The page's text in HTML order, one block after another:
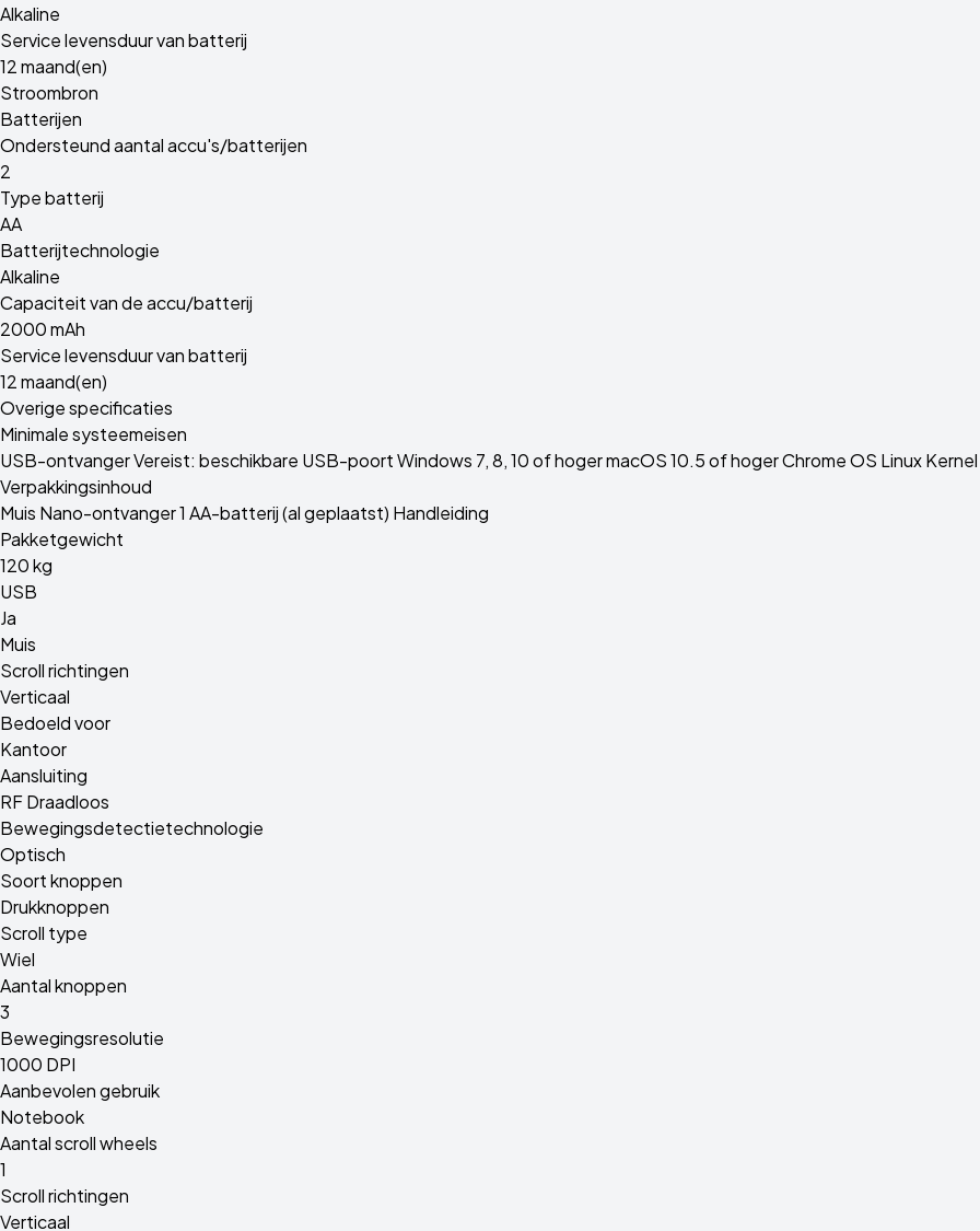
Alkaline
Service levensduur van batterij
12 maand(en)
Stroombron
Batterijen
Ondersteund aantal accu's/batterijen
2
Type batterij
AA
Batterijtechnologie
Alkaline
Capaciteit van de accu/batterij
2000 mAh
Service levensduur van batterij
12 maand(en)
Overige specificaties
Minimale systeemeisen
USB-ontvanger Vereist: beschikbare USB-poort Windows 7, 8, 10 of hoger macOS 10.5 of hoger Chrome OS Linux
Verpakkingsinhoud
Muis Nano-ontvanger 1 AA-batterij (al geplaatst) Handleiding
Pakketgewicht
120 kg
USB
Ja
Muis
Scroll richtingen
Verticaal
Bedoeld voor
Kantoor
Aansluiting
RF Draadloos
Bewegingsdetectietechnologie
Optisch
Soort knoppen
Drukknoppen
Scroll type
Wiel
Aantal knoppen
3
Bewegingsresolutie
1000 DPI
Aanbevolen gebruik
Notebook
Aantal scroll wheels
1
Scroll richtingen
Verticaal